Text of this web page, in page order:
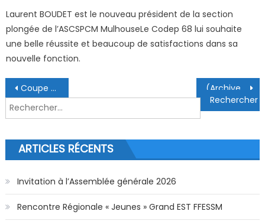
Laurent BOUDET est le nouveau président de la section
plongée de l’ASCSPCM MulhouseLe Codep 68 lui souhaite
une belle réussite et beaucoup de satisfactions dans sa
nouvelle fonction.
Navigation de l’article
Coupe de France J2 Mulhouse
Rechercher :
ARTICLES RÉCENTS
Invitation à l’Assemblée générale 2026
Rencontre Régionale « Jeunes » Grand EST FFESSM